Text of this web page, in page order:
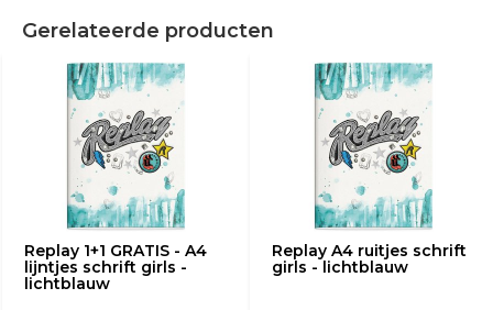
Gerelateerde producten
Replay 1+1 GRATIS - A4
lijntjes schrift girls -
lichtblauw
Replay A4 ruitjes schrift
girls - lichtblauw